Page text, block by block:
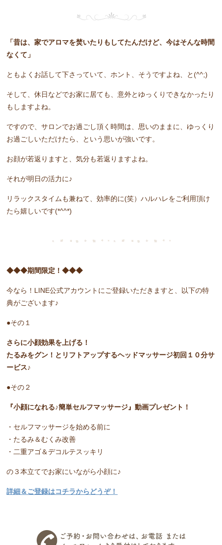
「昔は、家でアロマを焚いたりもしてたんだけど、今はそんな時間
なくて」
ともよくお話して下さっていて、ホント、そうですよね、と(^^;)
そして、休日などでお家に居ても、意外とゆっくりできなかったり
もしますよね。
ですので、サロンでお過ごし頂く時間は、思いのままに、ゆっくり
お過ごしいただけたら、という思いが強いです。
お顔が若返りますと、気分も若返りますよね。
それが明日の活力に♪
リラックスタイムも兼ねて、効率的に(笑）ハルハレをご利用頂け
たら嬉しいです(*^^*)
◆◆◆期間限定！◆◆◆
今なら！LINE公式アカウントにご登録いただきますと、以下の特
典がございます♪
●その１
さらに小顔効果を上げる！
たるみをグン！とリフトアップするヘッドマッサージ初回１０分サ
ービス♪
●その２
『小顔になれる♪簡単セルフマッサージ』動画プレゼント！
・セルフマッサージを始める前に
・たるみ＆むくみ改善
・二重アゴ＆デコルテスッキリ
の３本立てでお家にいながら小顔に♪
詳細＆ご登録はコチラからどうぞ！